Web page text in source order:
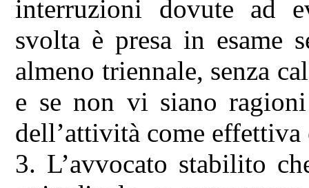
interruzioni dovute ad
svolta è presa in esame
almeno triennale, senza
e se non vi siano
dell’attività come effettiva
3. L’avvocato stabilito